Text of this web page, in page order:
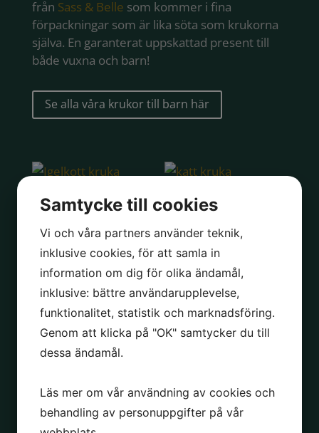
från Sass & Belle som kommer i fina
förpackningar som är lika söta som krukorna
själva. En garanterat uppskattad present till
både vuxna och barn!
Se alla våra krukor till barn här
Hedgehog
159.00kr
katt kruka
Leggy terracotta
139.00kr
Räv ampelkruka
NYHET!
Uggla ampelkruka
Samtycke till cookies
Vi och våra partners använder teknik,
inklusive cookies, för att samla in
information om dig för olika ändamål,
inklusive: bättre användarupplevelse,
funktionalitet, statistik och marknadsföring.
Genom att klicka på "OK" samtycker du till
dessa ändamål.
Läs mer om vår användning av cookies och
behandling av personuppgifter på vår